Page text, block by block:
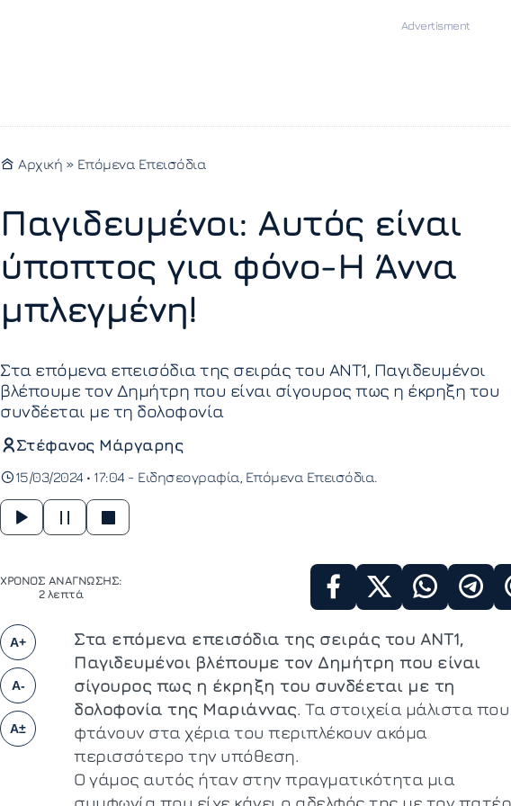
Αρχική » Επόμενα Επεισόδια
Παγιδευμένοι: Αυτός είναι
ύποπτος για φόνο-Η Άννα
μπλεγμένη!
Στα επόμενα επεισόδια της σειράς του ΑΝΤ1, Παγιδευμένοι
βλέπουμε τον Δημήτρη που είναι σίγουρος πως η έκρηξη του
συνδέεται με τη δολοφονία
Στέφανος Μάργαρης
15/03/2024 • 17:04 - Ειδησεογραφία Επόμενα Επεισόδια
ΧΡΟΝΟΣ ΑΝΑΓΝΩΣΗΣ:
2 λεπτά
A+
A-
A±
Στα επόμενα επεισόδια της σειράς του ΑΝΤ1,
Παγιδευμένοι βλέπουμε τον Δημήτρη που είναι
σίγουρος πως η έκρηξη του συνδέεται με τη
δολοφονία της Μαριάννας. Τα στοιχεία μάλιστα που
φτάνουν στα χέρια του περιπλέκουν ακόμα
περισσότερο την υπόθεση.
Ο γάμος αυτός ήταν στην πραγματικότητα μια